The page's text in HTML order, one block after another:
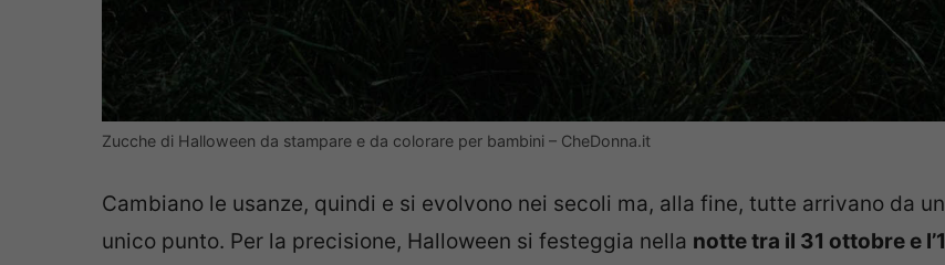
Zucche di Halloween da stampare e da colorare per bambini – CheDonna.it
Cambiano le usanze, quindi e si evolvono nei secoli ma, alla fine, tutte arrivano da un
unico punto. Per la precisione, Halloween si festeggia nella notte tra il 31 ottobre e l’1